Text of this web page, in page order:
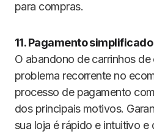
para compras.
11. Pagamento simplificado
O abandono de carrinhos de
problema recorrente no
processo de pagamento
dos principais motivos.
sua loja é rápido e intuitivo e